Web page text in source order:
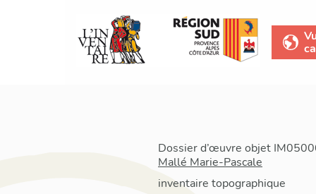
Dossier d’œuvre objet
Mallé Marie-Pascale
inventaire topographique